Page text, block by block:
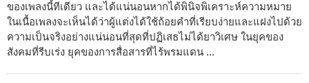
ของเพลงนี้ทีเดียว และได้แน่นอนหากได้พินิจพิเคราะห์ความหมาย
ในเนื้อเพลงจะเห็นได้ว่าผู้แต่งได้ใช้ถ้อยคำที่เรียบง่ายและแฝงไปด้วย
ความเป็นจริงอย่างแน่นอนที่สุดที่ปฏิเสธไม่ได้ยาวิเศษ ในยุคของ
สังคมที่รีบเร่ง ยุคของการสื่อสารที่ไร้พรมแดน ...